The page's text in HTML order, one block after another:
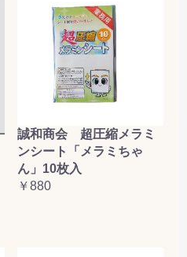
誠和商会 超圧縮メラミ
ンシート「メラミちゃ
ん」10枚入
￥880